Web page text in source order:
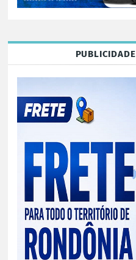
PUBLICIDADE